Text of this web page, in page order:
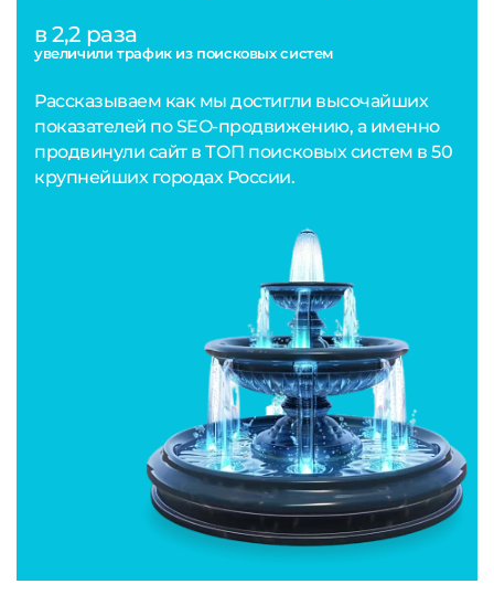
в 2,2 раза
увеличили трафик из поисковых систем
Рассказываем как мы достигли высочайших
показателей по SEO-продвижению, а именно
продвинули сайт в ТОП поисковых систем в 50
крупнейших городах России.